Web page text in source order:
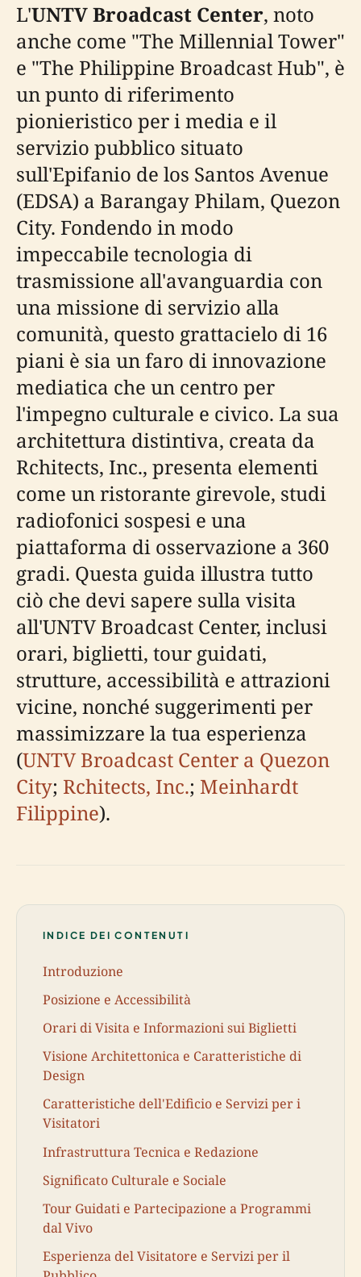
L'UNTV Broadcast Center, noto
anche come "The Millennial Tower"
e "The Philippine Broadcast Hub", è
un punto di riferimento
pionieristico per i media e il
servizio pubblico situato
sull'Epifanio de los Santos Avenue
(EDSA) a Barangay Philam, Quezon
City. Fondendo in modo
impeccabile tecnologia di
trasmissione all'avanguardia con
una missione di servizio alla
comunità, questo grattacielo di 16
piani è sia un faro di innovazione
mediatica che un centro per
l'impegno culturale e civico. La sua
architettura distintiva, creata da
Rchitects, Inc., presenta elementi
come un ristorante girevole, studi
radiofonici sospesi e una
piattaforma di osservazione a 360
gradi. Questa guida illustra tutto
ciò che devi sapere sulla visita
all'UNTV Broadcast Center, inclusi
orari, biglietti, tour guidati,
strutture, accessibilità e attrazioni
vicine, nonché suggerimenti per
massimizzare la tua esperienza
(UNTV Broadcast Center a Quezon
City; Rchitects, Inc.; Meinhardt
Filippine).
INDICE DEI CONTENUTI
Introduzione
Posizione e Accessibilità
Orari di Visita e Informazioni sui Biglietti
Visione Architettonica e Caratteristiche di
Design
Caratteristiche dell'Edificio e Servizi per i
Visitatori
Infrastruttura Tecnica e Redazione
Significato Culturale e Sociale
Tour Guidati e Partecipazione a Programmi
dal Vivo
Esperienza del Visitatore e Servizi per il